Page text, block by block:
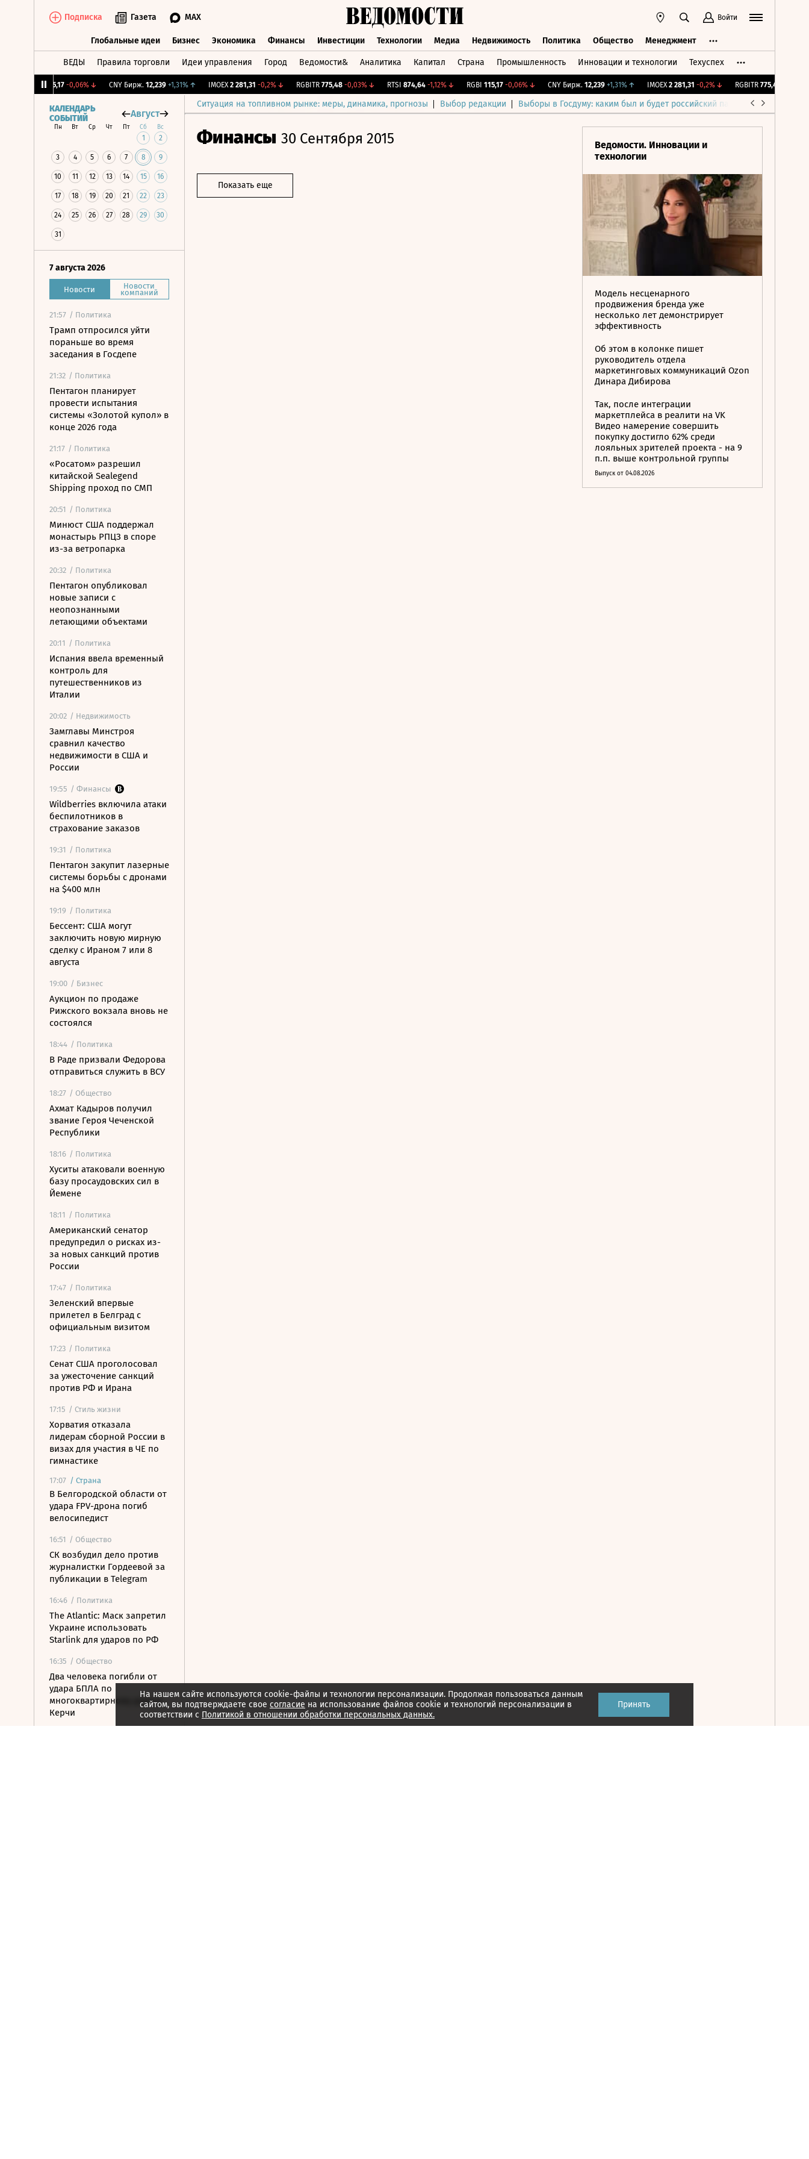
Подписка Газета MAX Войти
Глобальные идеи Бизнес Экономика Финансы Инвестиции Технологии Медиа Недвижимость Политика Общество Менеджмент
ВЕДЫ Правила торговли Идеи управления Город Ведомости& Аналитика Капитал Страна Промышленность Инновации и технологии Техуспех
-0,06%↓ CNY Бирж. 12,239 +1,31%↑ IMOEX 2 281,31 -0,2%↓ RGBITR 775,48 -0,03%↓ RTSI 874,64 -1,12%↓ RGBI 115,17 -0,06%↓ CNY Бирж. 12,239 +1,31%↑ IMOEX 2 281,31 -0,2%↓ RGBITR 775,48 -0,03%
Ситуация на топливном рынке: меры, динамика, прогнозы Выбор редакции Выборы в Госдуму: каким был и будет российский парламент
КАЛЕНДАРЬ
СОБЫТИЙ
Август
Пн Вт Ср Чт Пт Сб Вс
1 2
3 4 5 6 7 8 9
10 11 12 13 14 15 16
17 18 19 20 21 22 23
24 25 26 27 28 29 30
31
7 августа 2026
Новости Новости
компаний
21:57 / Политика
Трамп отпросился уйти
пораньше во время
заседания в Госдепе
21:32 / Политика
Пентагон планирует
провести испытания
системы «Золотой купол» в
конце 2026 года
21:17 / Политика
«Росатом» разрешил
китайской Sealegend
Shipping проход по СМП
20:51 / Политика
Минюст США поддержал
монастырь РПЦЗ в споре
из-за ветропарка
20:32 / Политика
Пентагон опубликовал
новые записи с
неопознанными
летающими объектами
20:11 / Политика
Испания ввела временный
контроль для
путешественников из
Италии
20:02 / Недвижимость
Замглавы Минстроя
сравнил качество
недвижимости в США и
России
19:55 / Финансы
Wildberries включила атаки
беспилотников в
страхование заказов
19:31 / Политика
Пентагон закупит лазерные
системы борьбы с дронами
на $400 млн
19:19 / Политика
Бессент: США могут
заключить новую мирную
сделку с Ираном 7 или 8
августа
19:00 / Бизнес
Аукцион по продаже
Рижского вокзала вновь не
состоялся
18:44 / Политика
В Раде призвали Федорова
отправиться служить в ВСУ
18:27 / Общество
Ахмат Кадыров получил
звание Героя Чеченской
Республики
18:16 / Политика
Хуситы атаковали военную
базу просаудовских сил в
Йемене
18:11 / Политика
Американский сенатор
предупредил о рисках из-
за новых санкций против
России
17:47 / Политика
Зеленский впервые
прилетел в Белград с
официальным визитом
17:23 / Политика
Сенат США проголосовал
за ужесточение санкций
против РФ и Ирана
17:15 / Стиль жизни
Хорватия отказала
лидерам сборной России в
визах для участия в ЧЕ по
гимнастике
17:07 / Страна
В Белгородской области от
удара FPV-дрона погиб
велосипедист
16:51 / Общество
СК возбудил дело против
журналистки Гордеевой за
публикации в Telegram
16:46 / Политика
The Atlantic: Маск запретил
Украине использовать
Starlink для ударов по РФ
16:35 / Общество
Два человека погибли от
удара БПЛА по
многоквартирному дому в
Керчи
Финансы 30 Сентября 2015
Показать еще
Ведомости. Инновации и
технологии
Модель несценарного
продвижения бренда уже
несколько лет демонстрирует
эффективность
Об этом в колонке пишет
руководитель отдела
маркетинговых коммуникаций Ozon
Динара Дибирова
Так, после интеграции
маркетплейса в реалити на VK
Видео намерение совершить
покупку достигло 62% среди
лояльных зрителей проекта - на 9
п.п. выше контрольной группы
Выпуск от 04.08.2026
На нашем сайте используются cookie-файлы и технологии персонализации. Продолжая пользоваться данным
сайтом, вы подтверждаете свое согласие на использование файлов cookie и технологий персонализации в
соответствии с Политикой в отношении обработки персональных данных.
Принять